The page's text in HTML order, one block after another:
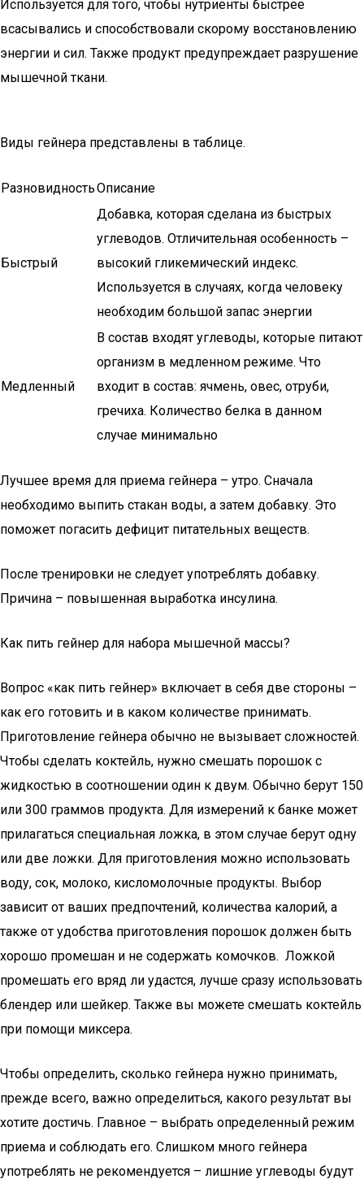
Используется для того, чтобы нутриенты быстрее
всасывались и способствовали скорому восстановлению
энергии и сил. Также продукт предупреждает разрушение
мышечной ткани.
Виды гейнера представлены в таблице.
РазновидностьОписание
Быстрый
Добавка, которая сделана из быстрых
углеводов. Отличительная особенность –
высокий гликемический индекс.
Используется в случаях, когда человеку
необходим большой запас энергии
Медленный
В состав входят углеводы, которые питают
организм в медленном режиме. Что
входит в состав: ячмень, овес, отруби,
гречиха. Количество белка в данном
случае минимально
Лучшее время для приема гейнера – утро. Сначала
необходимо выпить стакан воды, а затем добавку. Это
поможет погасить дефицит питательных веществ.
После тренировки не следует употреблять добавку.
Причина – повышенная выработка инсулина.
Как пить гейнер для набора мышечной массы?
Вопрос «как пить гейнер» включает в себя две стороны –
как его готовить и в каком количестве принимать.
Приготовление гейнера обычно не вызывает сложностей.
Чтобы сделать коктейль, нужно смешать порошок с
жидкостью в соотношении один к двум. Обычно берут 150
или 300 граммов продукта. Для измерений к банке может
прилагаться специальная ложка, в этом случае берут одну
или две ложки. Для приготовления можно использовать
воду, сок, молоко, кисломолочные продукты. Выбор
зависит от ваших предпочтений, количества калорий, а
также от удобства приготовления порошок должен быть
хорошо промешан и не содержать комочков. Ложкой
промешать его вряд ли удастся, лучше сразу использовать
блендер или шейкер. Также вы можете смешать коктейль
при помощи миксера.
Чтобы определить, сколько гейнера нужно принимать,
прежде всего, важно определиться, какого результат вы
хотите достичь. Главное – выбрать определенный режим
приема и соблюдать его. Слишком много гейнера
употреблять не рекомендуется – лишние углеводы будут